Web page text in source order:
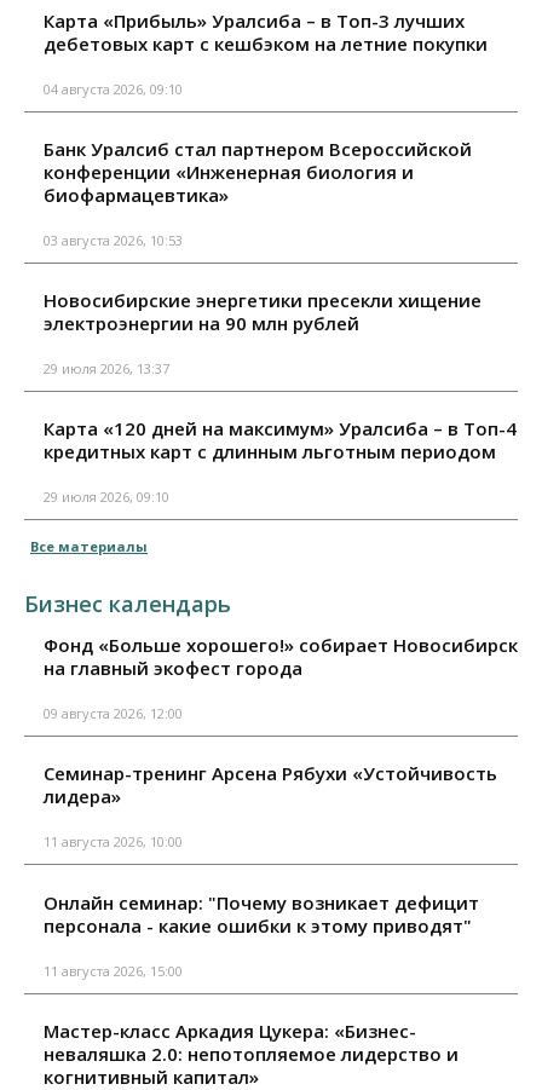
Карта «Прибыль» Уралсиба – в Топ-3 лучших
дебетовых карт с кешбэком на летние покупки
04 августа 2026, 09:10
Банк Уралсиб стал партнером Всероссийской
конференции «Инженерная биология и
биофармацевтика»
03 августа 2026, 10:53
Новосибирские энергетики пресекли хищение
электроэнергии на 90 млн рублей
29 июля 2026, 13:37
Карта «120 дней на максимум» Уралсиба – в Топ-4
кредитных карт с длинным льготным периодом
29 июля 2026, 09:10
Все материалы
Бизнес календарь
Фонд «Больше хорошего!» собирает Новосибирск
на главный экофест города
09 августа 2026, 12:00
Семинар-тренинг Арсена Рябухи «Устойчивость
лидера»
11 августа 2026, 10:00
Онлайн семинар: "Почему возникает дефицит
персонала - какие ошибки к этому приводят"
11 августа 2026, 15:00
Мастер-класс Аркадия Цукера: «Бизнес-
неваляшка 2.0: непотопляемое лидерство и
когнитивный капитал»